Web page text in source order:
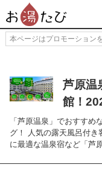
本ページはプロモーション
芦原温
館！
「芦原温泉」でおすすめ
グ！ 人気の露天風呂付き
に最適な温泉宿など「芦